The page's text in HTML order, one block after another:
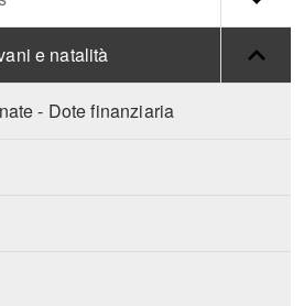
e natalità
- Dote finanziaria